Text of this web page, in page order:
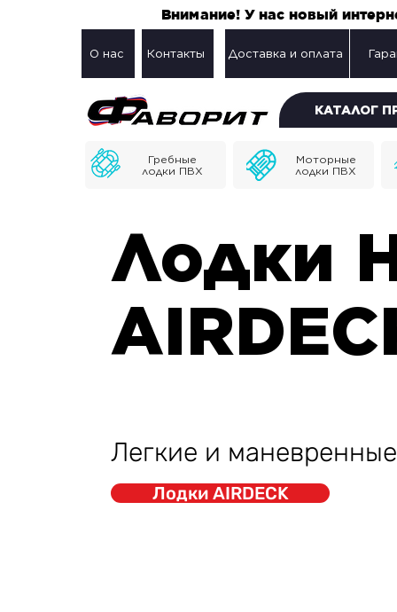
Внимание! У нас новый
О нас Контакты Доставка и оплата
КАТАЛОГ
Гребные
лодки ПВХ
Моторные
лодки ПВХ
Лодки
Легкие и маневренные
Лодки AIRDECK